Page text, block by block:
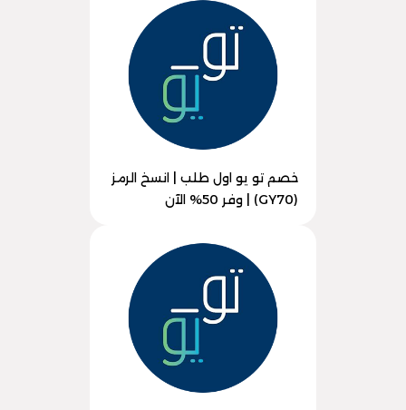
خصم تو يو اول طلب | انسخ الرمز
(GY70) | وفر 50% الآن